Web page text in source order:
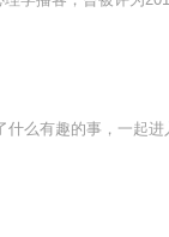
么有趣的事，一起